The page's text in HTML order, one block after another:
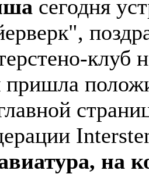
сегодня
клуб
на